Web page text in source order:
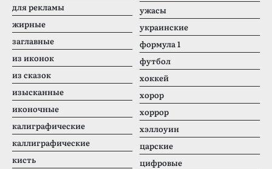
для рекламы
жирные
заглавные
из иконок
из сказок
изысканные
иконочные
калиграфические
каллиграфические
кисть
ужасы
украинские
формула 1
футбол
хоккей
хорор
хоррор
хэллоуин
царские
цифровые